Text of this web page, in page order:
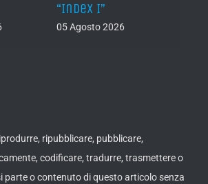
“Index I”
05 Agosto 2026
ripubblicare, pubblicare,
codificare, tradurre, trasmettere o
parte o contenuto di questo articolo senza